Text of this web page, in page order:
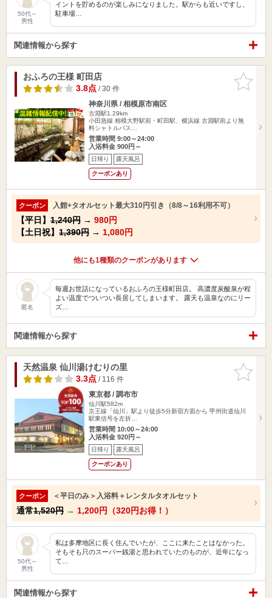
50代～
男性
イントを貯めるのが楽しみになりました。駅からも近いですし、
駐車場…
関連情報から探す
お気に入
りに追加
おふろの王様 町田店
3.8点/ 30 件
神奈川県 / 相模原市南区
古淵駅1.29km
小田急線 相模大野駅前・町田駅、横浜線 古淵駅前より無
料シャトルバス…
営業時間 9:00～24:00
入浴料金 900円～
日帰り 露天風呂
クーポンあり
クーポン 入館+タオルセット最大310円引き（8/8～16利用不可）
【平日】 1,240円 → 980円
【土日祝】 1,390円 → 1,080円
他にも1種類のクーポンがあります
匿名
毎週お世話になっているおふろの王様町田店。 高濃度炭酸泉が程
よい温度でついつい長居してしまいます。 露天も温泉なのにリー
ズ…
関連情報から探す
お気に入
りに追加
天然温泉 仙川湯けむりの里
3.3点/ 116 件
東京都 / 調布市
仙川駅582m
京王線「仙川」駅より徒歩5分新宿方面から 甲州街道仙川
駅東信号を左折…
営業時間 10:00～24:00
入浴料金 920円～
日帰り 露天風呂
クーポンあり
クーポン ＜平日のみ＞入浴料＋レンタルタオルセット
通常1,520円 → 1,200円（320円お得！）
50代～
男性
私は多摩地区に長く住んでいたが、ここに来たことはなかった。
そもそも只のスーパー銭湯と思われていたのものが、近年になっ
て…
関連情報から探す